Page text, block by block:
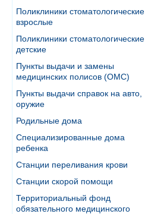
Поликлиники стоматологические
взрослые
Поликлиники стоматологические
детские
Пункты выдачи и замены
медицинских полисов (ОМС)
Пункты выдачи справок на авто,
оружие
Родильные дома
Специализированные дома
ребенка
Станции переливания крови
Станции скорой помощи
Территориальный фонд
обязательного медицинского